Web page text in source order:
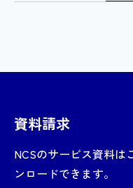
資料請求
NCSのサービス資料は
ンロードできます。